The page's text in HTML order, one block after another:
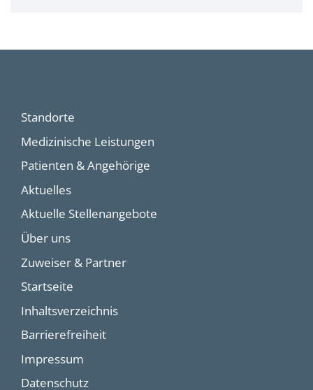
Standorte
Medizinische Leistungen
Patienten & Angehörige
Aktuelles
Aktuelle Stellenangebote
Über uns
Zuweiser & Partner
Startseite
Inhaltsverzeichnis
Barrierefreiheit
Impressum
Datenschutz